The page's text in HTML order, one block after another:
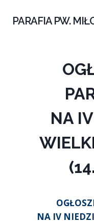
PARAFIA PW.
NA
NA IV